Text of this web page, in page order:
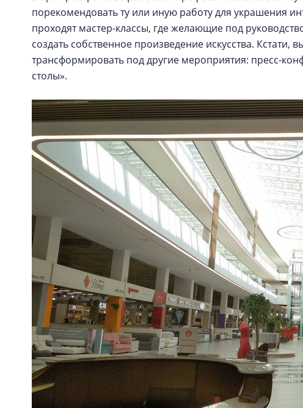
порекомендовать ту или иную работу для украшения
проходят мастер-классы, где желающие под
создать собственное произведение искусства.
трансформировать под другие мероприятия: пресс-
столы».